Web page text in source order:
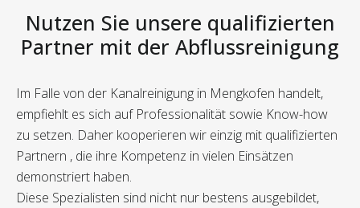
Nutzen Sie unsere qualifizierten
Partner mit der Abflussreinigung
Im Falle von der Kanalreinigung in Mengkofen handelt,
empfiehlt es sich auf Professionalität sowie Know-how
zu setzen. Daher kooperieren wir einzig mit qualifizierten
Partnern , die ihre Kompetenz in vielen Einsätzen
demonstriert haben.
Diese Spezialisten sind nicht nur bestens ausgebildet,